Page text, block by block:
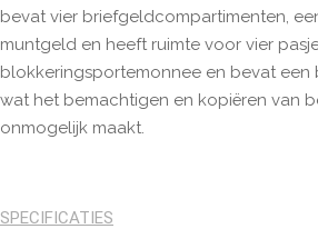
bevat vier briefgeldcompartimenten,
muntgeld en heeft ruimte voor vier
blokkeringsportemonnee en bevat een
wat het bemachtigen en kopiëren van
onmogelijk maakt.
SPECIFICATIES